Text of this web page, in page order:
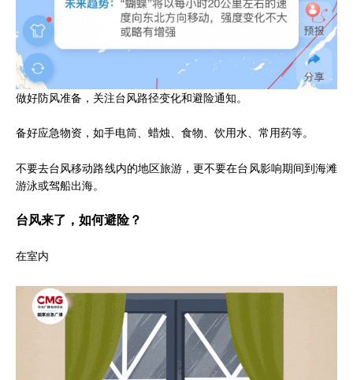
做好防风准备，关注台风路径变化和避险通知。
备好应急物资，如手电筒、蜡烛、食物、饮用水、常用药等。
不要去台风移动路线内的地区旅游，更不要在台风影响期间到海滩
游泳或驾船出海。
台风来了，如何避险？
在室内